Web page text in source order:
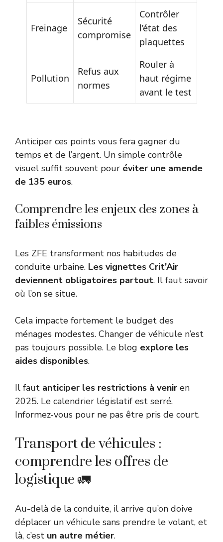
Freinage
Sécurité
compromise
Contrôler
l’état des
plaquettes
Pollution
Refus aux
normes
Rouler à
haut régime
avant le test
Anticiper ces points vous fera gagner du
temps et de l’argent. Un simple contrôle
visuel suffit souvent pour éviter une amende
de 135 euros.
Comprendre les enjeux des zones à
faibles émissions
Les ZFE transforment nos habitudes de
conduite urbaine. Les vignettes Crit’Air
deviennent obligatoires partout. Il faut savoir
où l’on se situe.
Cela impacte fortement le budget des
ménages modestes. Changer de véhicule n’est
pas toujours possible. Le blog explore les
aides disponibles.
Il faut anticiper les restrictions à venir en
2025. Le calendrier législatif est serré.
Informez-vous pour ne pas être pris de court.
Transport de véhicules :
comprendre les offres de
logistique 🚛
Au-delà de la conduite, il arrive qu’on doive
déplacer un véhicule sans prendre le volant, et
là, c’est un autre métier.